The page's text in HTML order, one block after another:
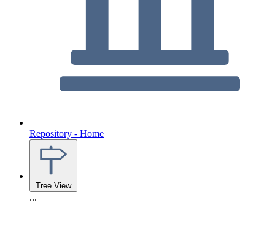
Repository - Home
Tree View
...